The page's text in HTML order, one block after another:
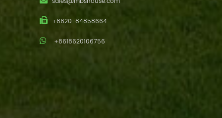
+8620-84858664
+8618620106756